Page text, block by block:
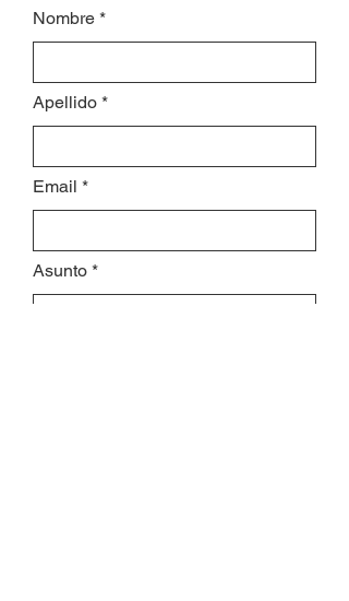
Nombre
Apellido
Email
Asunto